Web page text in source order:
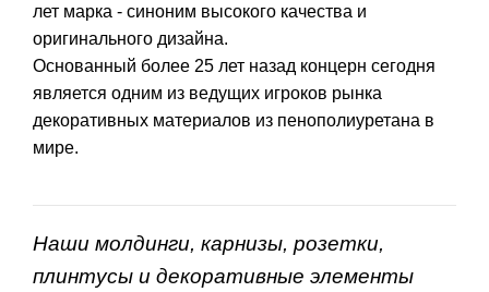
лет марка - синоним высокого качества и
оригинального дизайна.
Основанный более 25 лет назад концерн сегодня
является одним из ведущих игроков рынка
декоративных материалов из пенополиуретана в
мире.
Наши молдинги, карнизы, розетки,
плинтусы и декоративные элементы